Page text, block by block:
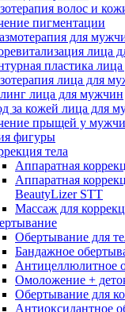
волос и
пигментации
для
лица
пластика
лица для
лица для мужчин
за кожей лица для
прыщей у
фигуры
тела
Аппаратная
Аппаратная
BeautyLizer STT
Массаж для
Обертывание для
Бандажное
Антицеллюлитное
Омоложение +
Обертывание для
Антиоксидантное